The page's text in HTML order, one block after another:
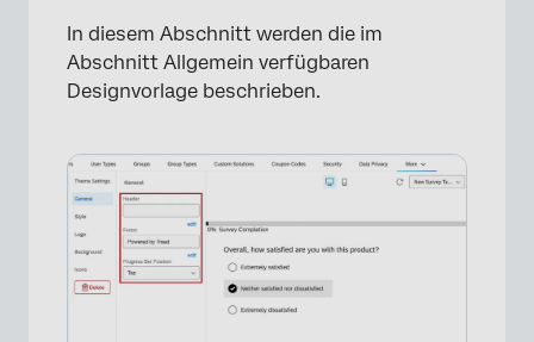
In diesem Abschnitt werden die im
Abschnitt Allgemein verfügbaren
Designvorlage beschrieben.